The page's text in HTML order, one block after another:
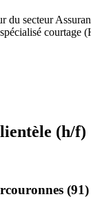
du secteur
courtage
(h/f)
(91)